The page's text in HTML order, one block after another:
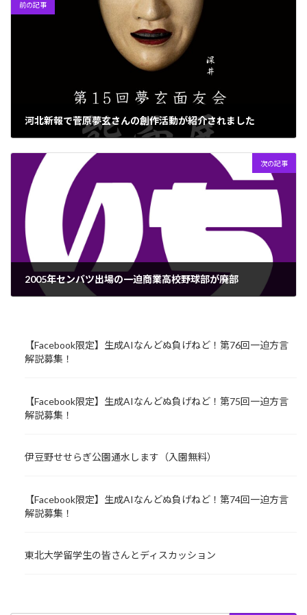
前の記事
河北新報で菅原夢玄さんの創作活動が紹介されました
次の記事
2005年センバツ出場の一迫商業高校野球部が廃部
【Facebook限定】生成AIなんどぬ負げねど！第76回一迫方言
解説募集！
【Facebook限定】生成AIなんどぬ負げねど！第75回一迫方言
解説募集！
伊豆野せせらぎ公園通水します（入園無料）
【Facebook限定】生成AIなんどぬ負げねど！第74回一迫方言
解説募集！
東北大学留学生の皆さんとディスカッション